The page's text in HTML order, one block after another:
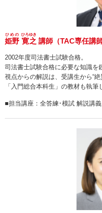
姫野
ひめの
寛之
ひろゆき
講師（TAC専任講師
2002年度司法書士試験合格。
司法書士試験合格に必要な知識を
視点からの解説は、受講生から“
「入門総合本科生」の教材も執筆
■担当講座：全答練･模試 解説講義